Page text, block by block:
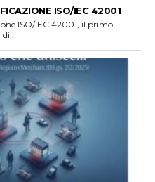
ISO/IEC 42001
ISO/IEC 42001, il primo